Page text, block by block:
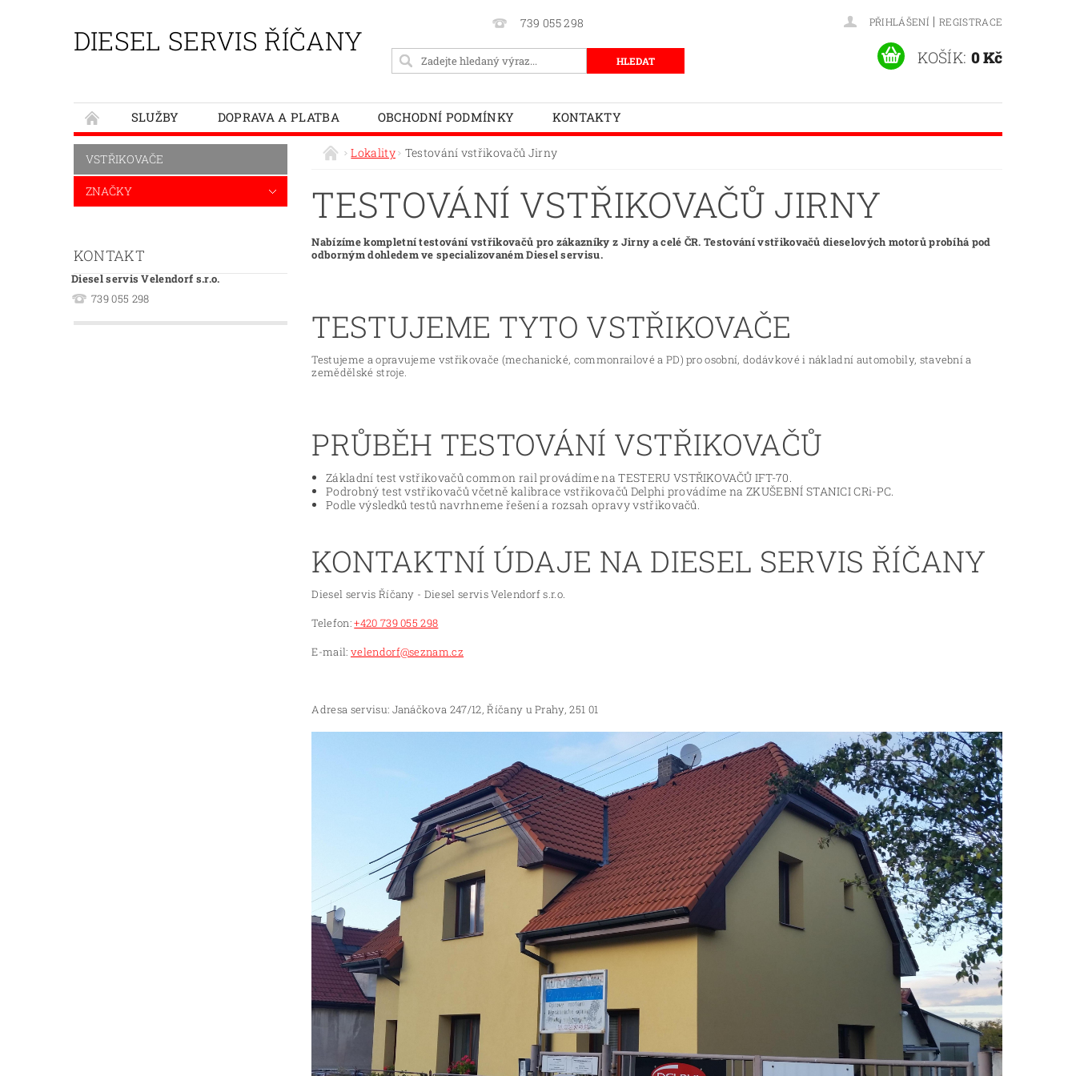
DIESEL SERVIS ŘÍČANY
739 055 298 PŘIHLÁŠENÍ | REGISTRACE
KOŠÍK: 0 Kč
SLUŽBY DOPRAVA A PLATBA OBCHODNÍ PODMÍNKY KONTAKTY
VSTŘIKOVAČE
ZNAČKY
KONTAKT
Diesel servis Velendorf s.r.o.
739 055 298
Lokality Testování vstřikovačů Jirny
TESTOVÁNÍ VSTŘIKOVAČŮ JIRNY
Nabízíme kompletní testování vstřikovačů pro zákazníky z Jirny a celé ČR. Testování vstřikovačů dieselových motorů probíhá pod
odborným dohledem ve specializovaném Diesel servisu.
TESTUJEME TYTO VSTŘIKOVAČE
Testujeme a opravujeme vstřikovače (mechanické, commonrailové a PD) pro osobní, dodávkové i nákladní automobily, stavební a
zemědělské stroje.
PRŮBĚH TESTOVÁNÍ VSTŘIKOVAČŮ
Základní test vstřikovačů common rail provádíme na TESTERU VSTŘIKOVAČŮ IFT-70.
Podrobný test vstřikovačů včetně kalibrace vstřikovačů Delphi provádíme na ZKUŠEBNÍ STANICI CRi-PC.
Podle výsledků testů navrhneme řešení a rozsah opravy vstřikovačů.
KONTAKTNÍ ÚDAJE NA DIESEL SERVIS ŘÍČANY
Diesel servis Říčany - Diesel servis Velendorf s.r.o.
Telefon:+420 739 055 298
E-mail: velendorf@seznam.cz
Adresa servisu: Janáčkova 247/12, Říčany u Prahy, 251 01